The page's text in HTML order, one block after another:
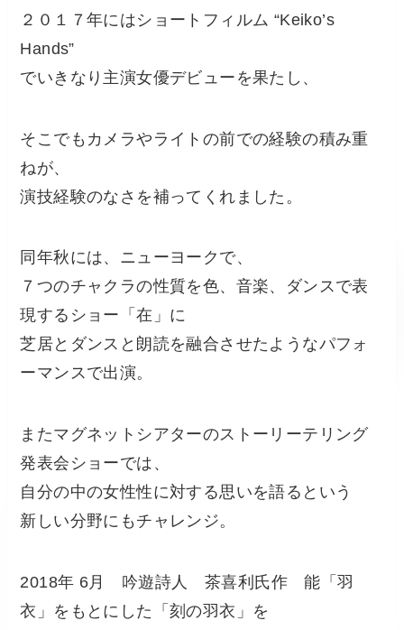
２０１７年にはショートフィルム “Keiko’s
Hands”
でいきなり主演女優デビューを果たし、
そこでもカメラやライトの前での経験の積み重
ねが、
演技経験のなさを補ってくれました。
同年秋には、ニューヨークで、
７つのチャクラの性質を色、音楽、ダンスで表
現するショー「在」に
芝居とダンスと朗読を融合させたようなパフォ
ーマンスで出演。
またマグネットシアターのストーリーテリング
発表会ショーでは、
自分の中の女性性に対する思いを語るという
新しい分野にもチャレンジ。
2018年 6月 吟遊詩人 茶喜利氏作 能「羽
衣」をもとにした「刻の羽衣」を